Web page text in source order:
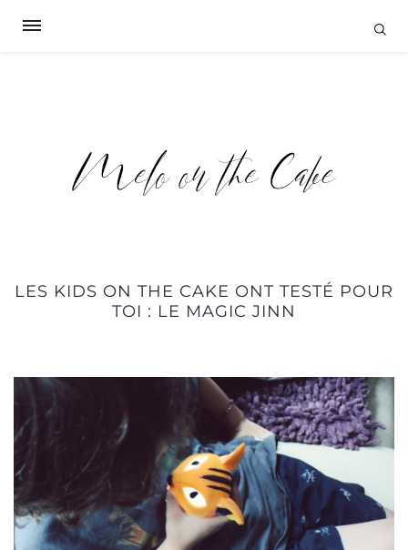
LES KIDS ON THE CAKE ONT TESTÉ POUR
TOI : LE MAGIC JINN